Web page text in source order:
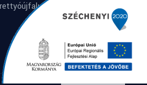
Széchenyi u. 74.
English